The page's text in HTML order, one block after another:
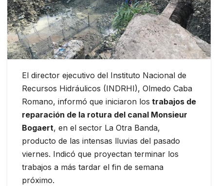
El director ejecutivo del Instituto Nacional de
Recursos Hidráulicos (INDRHI), Olmedo Caba
Romano, informó que iniciaron los trabajos de
reparación de la rotura del canal Monsieur
Bogaert, en el sector La Otra Banda,
producto de las intensas lluvias del pasado
viernes. Indicó que proyectan terminar los
trabajos a más tardar el fin de semana
próximo.